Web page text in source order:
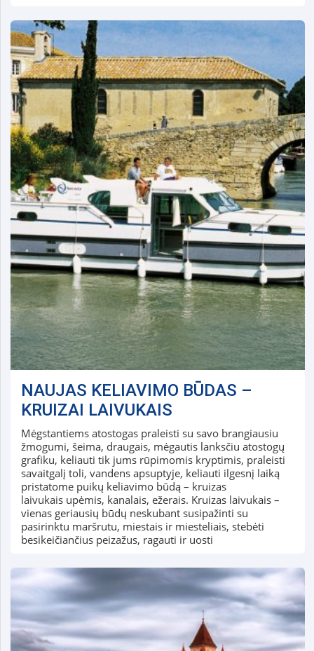
NAUJAS KELIAVIMO BŪDAS –
KRUIZAI LAIVUKAIS
Mėgstantiems atostogas praleisti su savo brangiausiu
žmogumi, šeima, draugais, mėgautis lanksčiu atostogų
grafiku, keliauti tik jums rūpimomis kryptimis, praleisti
savaitgalį toli, vandens apsuptyje, keliauti ilgesnį laiką
pristatome puikų keliavimo būdą – kruizas
laivukais upėmis, kanalais, ežerais. Kruizas laivukais –
vienas geriausių būdų neskubant susipažinti su
pasirinktu maršrutu, miestais ir miesteliais, stebėti
besikeičiančius peizažus, ragauti ir uosti